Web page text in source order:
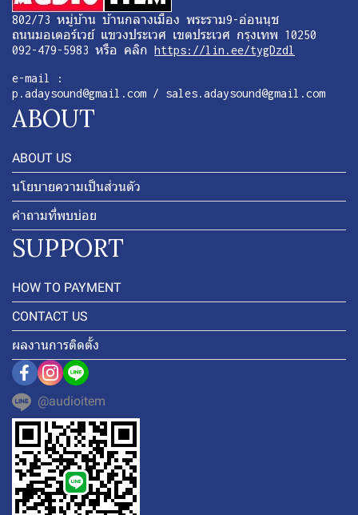
802/73 หมู่บ้าน บ้านกลางเมือง พระราม9-อ่อนนุช
ถนนมอเตอร์เวย์ แขวงประเวศ เขตประเวศ กรุงเทพ 10250
092-479-5983 หรือ คลิก https://lin.ee/tygDzdl
e-mail :
p.adaysound@gmail.com / sales.adaysound@gmail.com
ABOUT
ABOUT US
นโยบายความเป็นส่วนตัว
คำถามที่พบบ่อย
SUPPORT
HOW TO PAYMENT
CONTACT US
ผลงานการติดตั้ง
@audioitem